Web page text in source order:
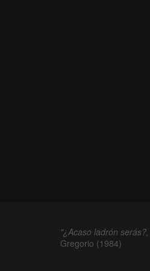
"¿Acaso ladrón
Gregorio (1984)